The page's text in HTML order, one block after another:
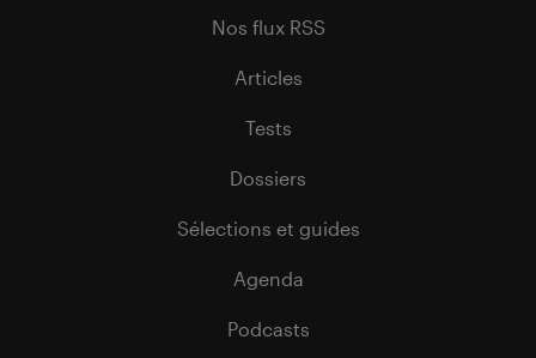
Nos flux RSS
Articles
Tests
Dossiers
Sélections et guides
Agenda
Podcasts